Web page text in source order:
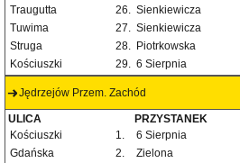
Traugutta
26. Sienkiewicza
Tuwima
27. Sienkiewicza
Struga
28. Piotrkowska
Kościuszki
29. 6 Sierpnia
Jędrzejów Przem. Zachód
ULICA PRZYSTANEK
Kościuszki
1.
6 Sierpnia
Gdańska
2.
Zielona